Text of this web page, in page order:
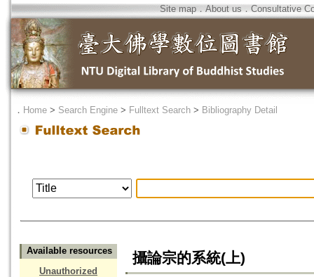
Site map．About us ． Consultative
． Home > Search Engine > Fulltext Search > Bibliography Detail
Available resources
Unauthorized
攝論宗的系統(上)